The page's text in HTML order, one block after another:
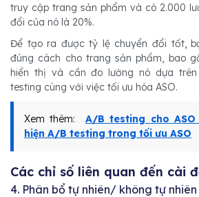
truy cập trang sản phẩm và có 2.000
đổi của nó là 20%.
Để tạo ra được tỷ lệ chuyển đổi tốt,
đúng cách cho trang sản phẩm, bao
hiển thị và cần đo lường nó dựa
testing cùng với việc tối ưu hóa ASO.
Xem thêm: A/B testing cho
hiện A/B testing trong tối ưu ASO
Các chỉ số liên quan đến cài
4. Phân bổ tự nhiên/ không tự nhiên